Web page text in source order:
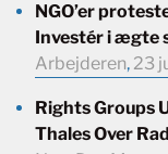
NGO’er
Investér i ægte
Arbejderen, 23
Rights Groups
Thales Over